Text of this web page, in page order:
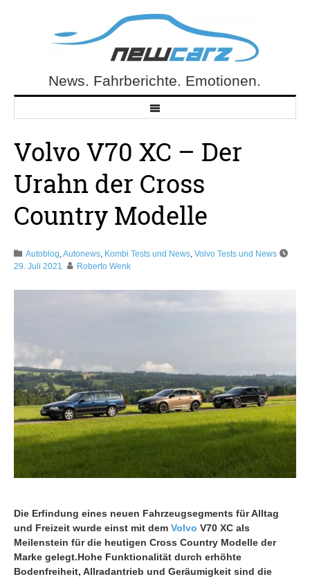
NewCarz.deNews. Fahrberichte. Emotionen.
Volvo V70 XC – Der
Urahn der Cross
Country Modelle
Autoblog,Autonews, Kombi Tests und News, Volvo Tests und News
29. Juli 2021
Roberto Wenk
Die Erfindung eines neuen Fahrzeugsegments für Alltag
und Freizeit wurde einst mit dem Volvo V70 XC als
Meilenstein für die heutigen Cross Country Modelle der
Marke gelegt.Hohe Funktionalität durch erhöhte
Bodenfreiheit, Allradantrieb und Geräumigkeit sind die